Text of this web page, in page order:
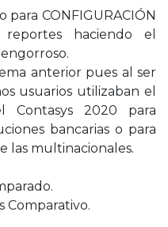
CONFIGURACIÓN
haciendo el
anterior pues al ser
usuarios utilizaban el
2020 para
bancarias o para
las multinacionales.